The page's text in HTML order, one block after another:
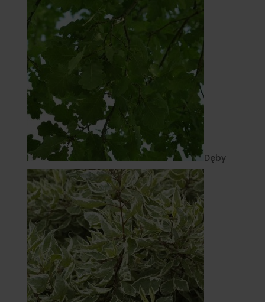
Dęby